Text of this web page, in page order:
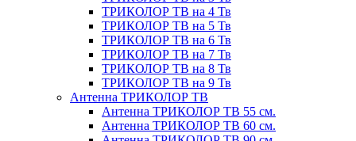
ТРИКОЛОР ТВ на 4 Тв
ТРИКОЛОР ТВ на 5 Тв
ТРИКОЛОР ТВ на 6 Тв
ТРИКОЛОР ТВ на 7 Тв
ТРИКОЛОР ТВ на 8 Тв
ТРИКОЛОР ТВ на 9 Тв
Антенна ТРИКОЛОР ТВ
Антенна ТРИКОЛОР ТВ 55 см.
Антенна ТРИКОЛОР ТВ 60 см.